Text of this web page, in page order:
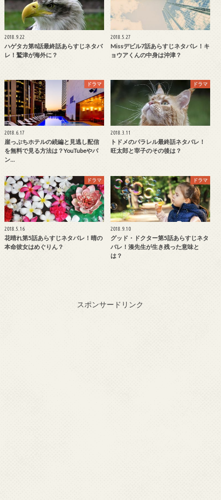
2018.9.22
ハゲタカ第8話最終話あらすじネタバ
レ！鷲津が海外に？
2018.5.27
Missデビル7話あらすじネタバレ！キ
ョウアくんの中身は沖津？
ドラマ
2018.6.17
崖っぷちホテルの続編と見逃し配信
を無料で見る方法は？YouTubeやパ
ン…
ドラマ
2018.3.11
トドメのパラレル最終話ネタバレ！
旺太郎と宰子のその後は？
ドラマ
2018.5.16
花晴れ第5話あらすじネタバレ！晴の
本命彼女はめぐりん？
ドラマ
2018.9.10
グッド・ドクター第5話あらすじネタ
バレ！湊先生が生き残った意味と
は？
スポンサードリンク